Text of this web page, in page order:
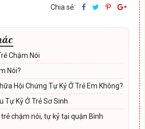
Chia sẻ:
Chậm Nói
Nói?
Hội Chứng Tự Kỷ Ở Trẻ Em Không?
Tự Kỷ Ở Trẻ Sơ Sinh
chậm nói, tự kỷ tại quận Bình